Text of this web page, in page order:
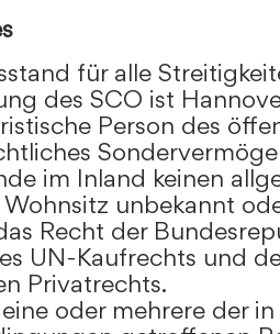
für alle
des SCO ist
Person des
im Inland keinen
unbekannt
Recht der
UN-Kaufrechts und
Privatrechts.
oder mehrere der in